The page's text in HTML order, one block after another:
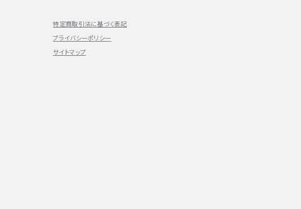
特定商取引法に基づく表記
プライバシーポリシー
サイトマップ